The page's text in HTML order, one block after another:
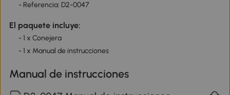
- Referencia: D2-0047
El paquete incluye:
- 1 x Conejera
- 1 x Manual de instrucciones
Manual de instrucciones